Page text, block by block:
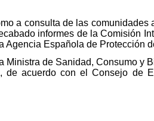
a consulta de las comunidades
informes de la Comisión
Agencia Española de Protección
Ministra de Sanidad, Consumo y
acuerdo con el Consejo de